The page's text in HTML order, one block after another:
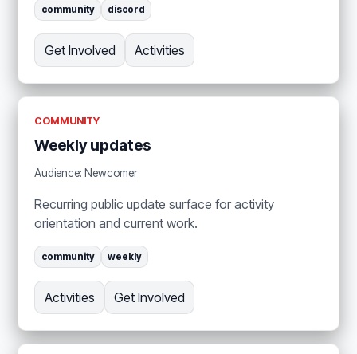
community discord
Get Involved Activities
COMMUNITY
Weekly updates
Audience: Newcomer
Recurring public update surface for activity
orientation and current work.
community weekly
Activities Get Involved